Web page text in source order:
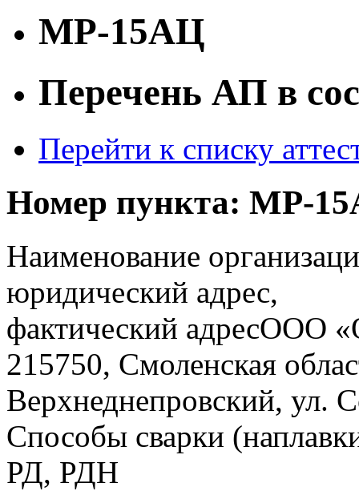
МР-15АЦ
Перечень АП в
Перейти к списку
Номер пункта: МР-
Наименование
юридический адрес,
фактический адресООО
215750, Смоленская
Верхнеднепровский, ул.
Способы сварки
РД, РДН